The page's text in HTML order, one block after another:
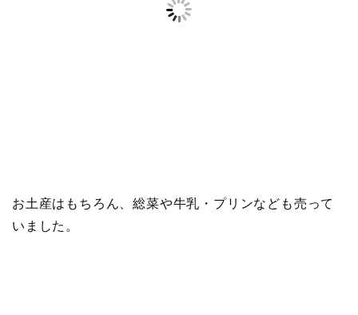
お土産はもちろん、総菜や牛乳・プリンなども売って
いました。